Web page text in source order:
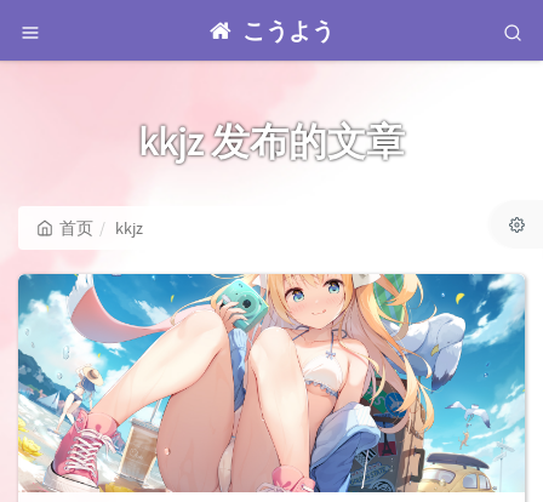
こうよう
kkjz 发布的文章
首页 kkjz